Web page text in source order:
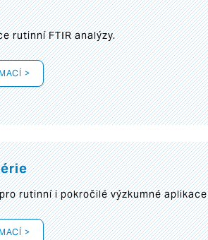
rutinní FTIR analýzy.
>
rutinní i pokročilé výzkumné aplikace
>